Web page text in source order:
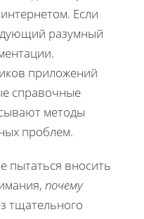
Если
разумный
приложений
справочные
методы
проблем.
пытаться вносить
почему
тщательного